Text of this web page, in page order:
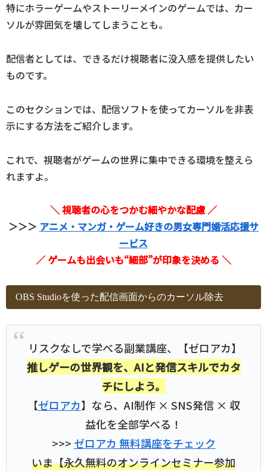
特にホラーゲームやストーリーメインのゲームでは、カー
ソルが雰囲気を壊してしまうことも。
配信者としては、できるだけ視聴者に没入感を提供したい
ものです。
このセクションでは、配信ソフトを使ってカーソルを非表
示にする方法をご紹介します。
これで、視聴者がゲームの世界に集中できる環境を整えら
れますよ。
＼ 視聴者の心をつかむ細やかな配慮 ／
＞＞＞ アニメ・マンガ・ゲーム好きの男女専門婚活応援サ
ービス
／ ゲームも出会いも“細部”が印象を決める ＼
OBS Studioを使った配信画面からのカーソル除去
リスクなしで学べる副業講座、【ゼロアカ】
推しゲーの世界観を、AIと発信スキルでカタ
チにしよう。
【ゼロアカ】なら、AI制作 × SNS発信 × 収
益化を全部学べる！
>>> ゼロアカ 無料講座をチェック
いま【永久無料のオンラインセミナー参加